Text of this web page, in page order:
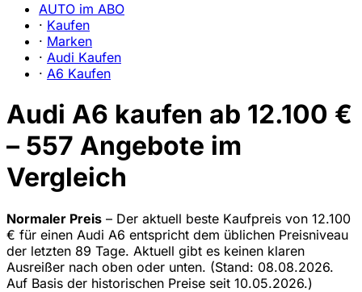
AUTO im ABO
· Kaufen
· Marken
· Audi Kaufen
· A6 Kaufen
Audi A6 kaufen ab 12.100 €
– 557 Angebote im
Vergleich
Normaler Preis – Der aktuell beste Kaufpreis von 12.100
€ für einen Audi A6 entspricht dem üblichen Preisniveau
der letzten 89 Tage. Aktuell gibt es keinen klaren
Ausreißer nach oben oder unten. (Stand: 08.08.2026.
Auf Basis der historischen Preise seit 10.05.2026.)